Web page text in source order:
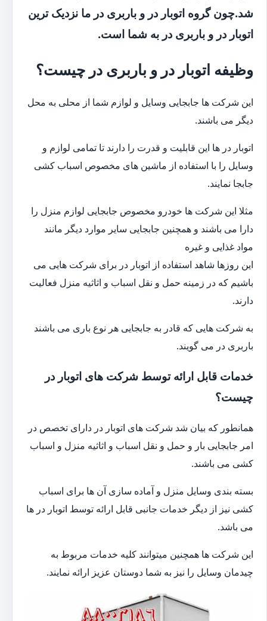
شد.چون گروه اتوبار در و باربری در ما نزدیک ترین
اتوبار در و باربری در به شما است.
وظیفه اتوبار در و باربری در چیست؟
این شرکت ها جابجایی وسایل و لوازم شما از محلی به محل
دیگر می باشند.
اتوبار در ها این قابلیت و قدرت را دارند تا تمامی لوازم و
وسایل را با استفاده از ماشین های مخصوص اسباب کشی
جابجا نمایند.
مثلا این شرکت ها خودرو مخصوص جابجایی لوازم منزل را
دارا می باشند و همچنین جابجایی سایر موارد دیگر مانند
مواد غذایی و غیره
این روزها شاهد استفاده از اتوبار در برای شرکت هایی می
باشیم که در زمینه حمل و نقل اسباب و اثاثیه منزل فعالیت
دارند.
به شرکت هایی که قادر به جابجایی هر نوع باری می باشند
باربری در می گویند.
خدمات قابل ارائه توسط شرکت های اتوبار در
چیست؟
همانطور که بیان شد شرکت های اتوبار در دارای تخصص در
امر جابجایی بار و حمل و نقل اسباب و اثاثیه منزل و اسباب
کشی می باشند.
بسته بندی وسایل منزل و آماده سازی آن ها برای اسباب
کشی نیز از دیگر خدمات جانبی قابل ارائه توسط اتوبار در ها
می باشد.
این شرکت ها همچنین میتوانند کلیه خدمات مربوط به
چیدمان وسایل را نیز به شما دوستان عزیز ارائه نمایند.